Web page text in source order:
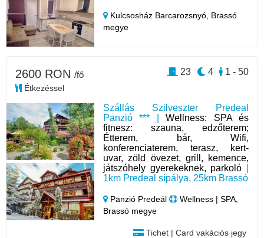
Kulcsosház Barcarozsnyó, Brassó
megye
Szállás Szilveszter Predeal
Panzió *** |Wellness: SPA és
fitnesz: szauna, edzőterem;
Étterem, bár, Wifi,
konferenciaterem, terasz, kert-
uvar, zöld övezet, grill, kemence,
játszóhely gyerekeknek, parkoló
1km Predeal sípálya, 25km Brassó
Panzió Predeál
Wellness | SPA,
Brassó megye
Tichet | Card vakációs jegy
2600 RON /fő
Étkezéssel
1 - 50
4
23